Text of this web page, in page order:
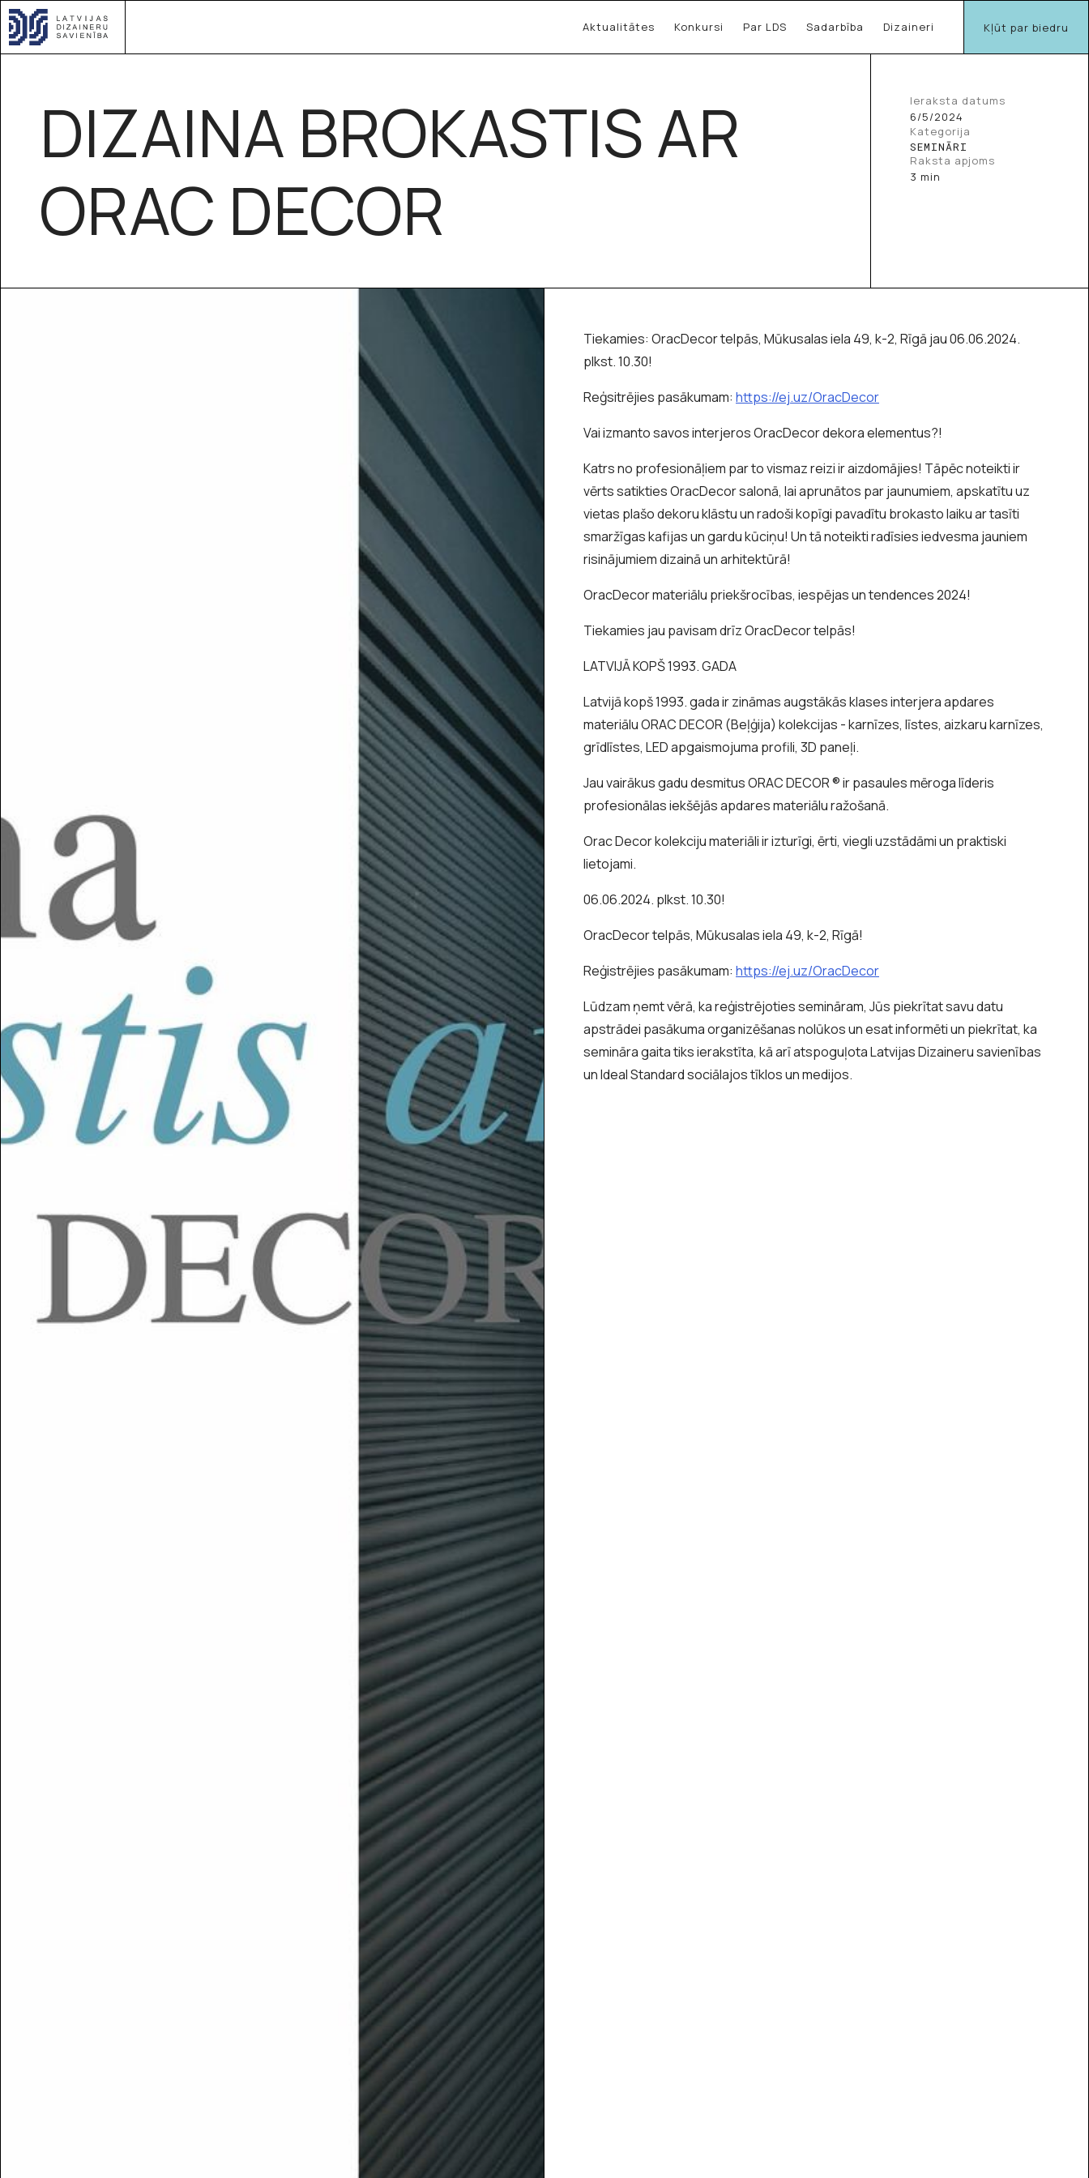
Aktualitātes Konkursi Par LDS Sadarbība Dizaineri Kļūt par biedru
DIZAINA BROKASTIS AR
ORAC DECOR
Ieraksta datums
6/5/2024
Kategorija
SEMINĀRI
Raksta apjoms
3 min
Tiekamies: OracDecor telpās, Mūkusalas iela 49, k-2, Rīgā jau 06.06.2024.
plkst. 10.30!
Reģsitrējies pasākumam: https://ej.uz/OracDecor
Vai izmanto savos interjeros OracDecor dekora elementus?!
Katrs no profesionāļiem par to vismaz reizi ir aizdomājies! Tāpēc noteikti ir
vērts satikties OracDecor salonā, lai aprunātos par jaunumiem, apskatītu uz
vietas plašo dekoru klāstu un radoši kopīgi pavadītu brokasto laiku ar tasīti
smaržīgas kafijas un gardu kūciņu! Un tā noteikti radīsies iedvesma jauniem
risinājumiem dizainā un arhitektūrā!
OracDecor materiālu priekšrocības, iespējas un tendences 2024!
Tiekamies jau pavisam drīz OracDecor telpās!
LATVIJĀ KOPŠ 1993. GADA
Latvijā kopš 1993. gada ir zināmas augstākās klases interjera apdares
materiālu ORAC DECOR (Beļģija) kolekcijas - karnīzes, līstes, aizkaru karnīzes,
grīdlīstes, LED apgaismojuma profili, 3D paneļi.
Jau vairākus gadu desmitus ORAC DECOR ® ir pasaules mēroga līderis
profesionālas iekšējās apdares materiālu ražošanā.
Orac Decor kolekciju materiāli ir izturīgi, ērti, viegli uzstādāmi un praktiski
lietojami.
06.06.2024. plkst. 10.30!
OracDecor telpās, Mūkusalas iela 49, k-2, Rīgā!
Reģistrējies pasākumam: https://ej.uz/OracDecor
Lūdzam ņemt vērā, ka reģistrējoties semināram, Jūs piekrītat savu datu
apstrādei pasākuma organizēšanas nolūkos un esat informēti un piekrītat, ka
semināra gaita tiks ierakstīta, kā arī atspoguļota Latvijas Dizaineru savienības
un Ideal Standard sociālajos tīklos un medijos.